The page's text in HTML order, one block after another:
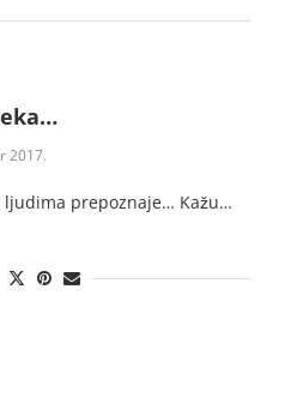
2017.
ljudima prepoznaje… Kažu…